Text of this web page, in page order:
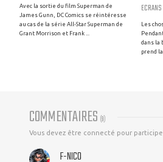
Avec la sortie du film Superman de
James Gunn, DC Comics se réintéresse
au cas de la série All-Star Superman de
Grant Morrison et Frank ...
ECRANS
Les
dans la
prend
COMMENTAIRES (9)
Vous devez être connecté pour
F-NICO